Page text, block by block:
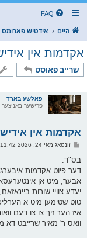
FAQ
היים אידטיש פארומס
אקדמות אין
שרייב פאוסט
פאלשע בארד
פרישער באניצער
אקדמות אין אידיש
פ
ו
ט
זונטאג מאי 24, 2026 11:42 am
בס"ד.
דער פיוט אקדמות
אבער, מיט אן
יעדע צוויי שורות ביינאזאם,
טוט שטימען מיט א
איז הער זיך צו צו דעם
וואס ר' מאיר שרייבט דא